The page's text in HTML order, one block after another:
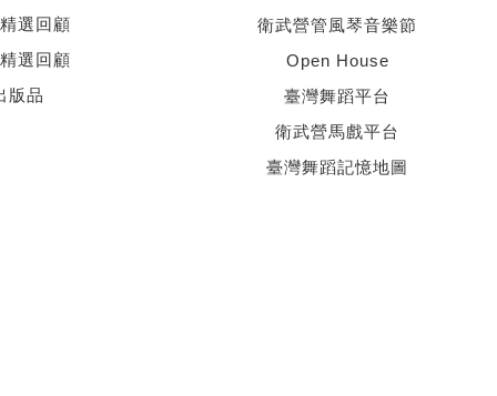
選回顧
選回顧
版品
衛武營管風琴音樂節
Open House
臺灣舞蹈平台
衛武營馬戲平台
臺灣舞蹈記憶地圖